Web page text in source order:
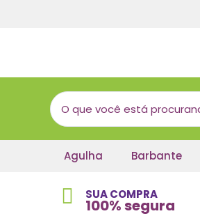
Agulha Barbante
SUA COMPRA
100% segura